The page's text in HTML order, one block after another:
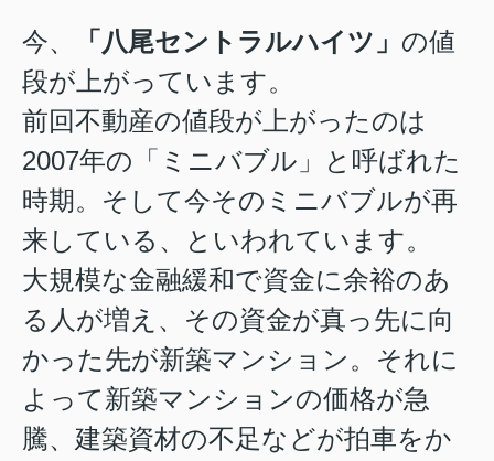
今、 「八尾セントラルハイツ」 の値
段が上がっています。
前回不動産の値段が上がったのは
2007年の「ミニバブル」と呼ばれた
時期。そして今そのミニバブルが再
来している、といわれています。
大規模な金融緩和で資金に余裕のあ
る人が増え、その資金が真っ先に向
かった先が新築マンション。それに
よって新築マンションの価格が急
騰、建築資材の不足などが拍車をか